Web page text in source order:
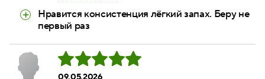
Нравится консистенция лёгкий запах. Беру не
первый раз